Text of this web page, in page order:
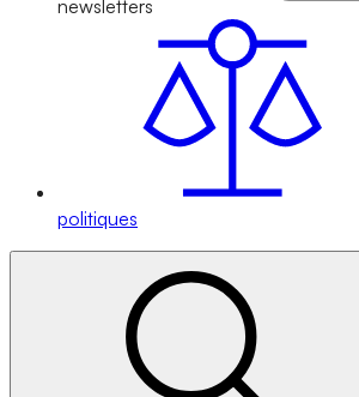
newsletters
politiques